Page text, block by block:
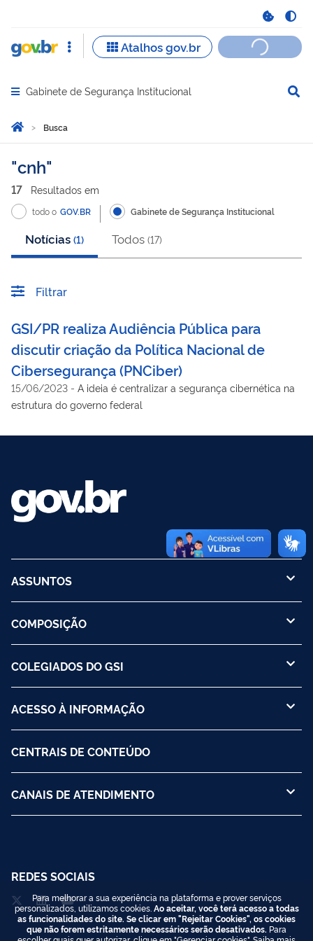
Abrir menu principal de navegação
Gabinete de Segurança Institucional
Você está aqui:
Página Inicial
Busca
Busca
cnh
17 Resultados em
todo o GOV.BR Gabinete de Segurança Institucional
Notícias (1) Todos (17)
Filtrar
GSI/PR realiza Audiência Pública para
discutir criação da Política Nacional de
Cibersegurança (PNCiber)
15/06/2023 - A ideia é centralizar a segurança cibernética na
estrutura do governo federal
ASSUNTOS
COMPOSIÇÃO
COLEGIADOS DO GSI
ACESSO À INFORMAÇÃO
CENTRAIS DE CONTEÚDO
CANAIS DE ATENDIMENTO
REDES SOCIAIS
Para melhorar a sua experiência na plataforma e prover serviços
personalizados, utilizamos cookies. Ao aceitar, você terá acesso a todas
as funcionalidades do site. Se clicar em "Rejeitar Cookies", os cookies
que não forem estritamente necessários serão desativados. Para